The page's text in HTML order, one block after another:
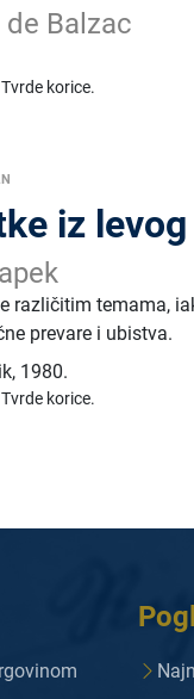
Balzac
Tvrde korice.
iz
različitim temama,
prevare i ubistva.
, 1980.
Tvrde korice.